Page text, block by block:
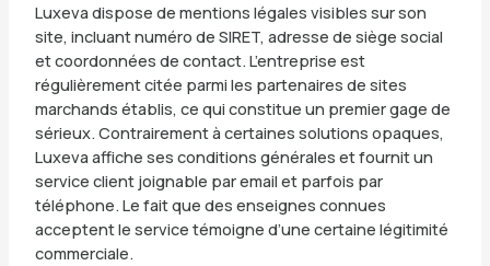
Luxeva dispose de mentions légales visibles sur son
site, incluant numéro de SIRET, adresse de siège social
et coordonnées de contact. L’entreprise est
régulièrement citée parmi les partenaires de sites
marchands établis, ce qui constitue un premier gage de
sérieux. Contrairement à certaines solutions opaques,
Luxeva affiche ses conditions générales et fournit un
service client joignable par email et parfois par
téléphone. Le fait que des enseignes connues
acceptent le service témoigne d’une certaine légitimité
commerciale.